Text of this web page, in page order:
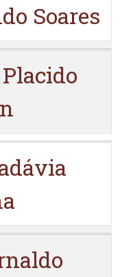
Soares